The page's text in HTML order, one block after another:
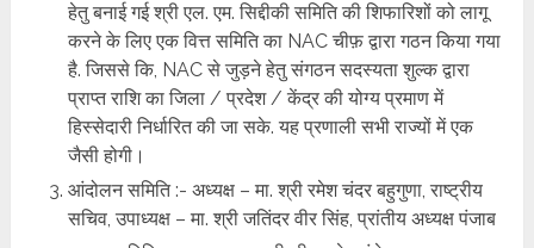
हेतु बनाई गई श्री एल. एम. सिद्दीकी समिति की शिफारिशों को लागू
करने के लिए एक वित्त समिति का NAC चीफ़ द्वारा गठन किया गया
है. जिससे कि, NAC से जुड़ने हेतु संगठन सदस्यता शुल्क द्वारा
प्राप्त राशि का जिला / प्रदेश / केंद्र की योग्य प्रमाण में
हिस्सेदारी निर्धारित की जा सके. यह प्रणाली सभी राज्यों में एक
जैसी होगी।
आंदोलन समिति :- अध्यक्ष – मा. श्री रमेश चंदर बहुगुणा, राष्ट्रीय
सचिव, उपाध्यक्ष – मा. श्री जतिंदर वीर सिंह, प्रांतीय अध्यक्ष पंजाब